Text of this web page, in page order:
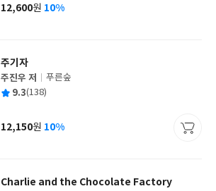
사
가
12,600원 10%
주기자
글
쓴
주진우 저
출
사
푸른숲
평 9.3(138)
가
12,150원 10%
Charlie and the Chocolate Factory